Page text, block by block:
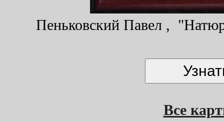
Пеньковский Павел ,
Все